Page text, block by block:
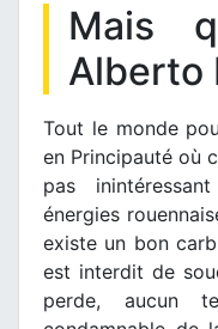
Mais
Alberto
Tout le monde
en Principauté où
pas
énergies
existe un bon
est interdit de
perde, aucun